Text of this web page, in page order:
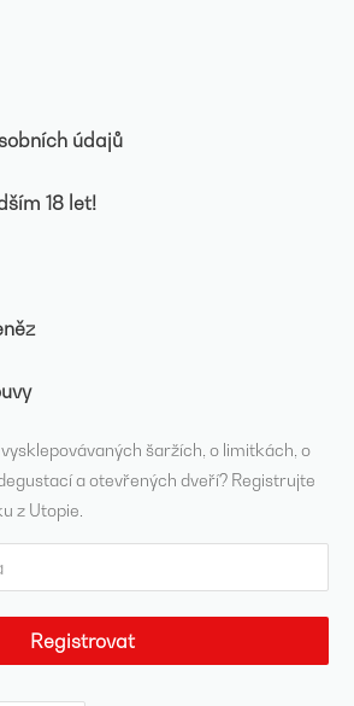
údajů
18 let!
šaržích, o limitkách, o
a otevřených dveří? Registrujte
z Utopie.